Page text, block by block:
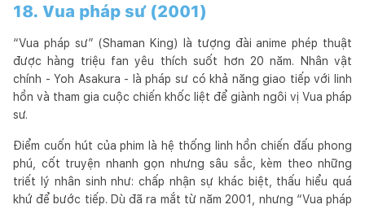
18. Vua pháp sư (2001)
“Vua pháp sư” (Shaman King) là tượng đài anime phép thuật
được hàng triệu fan yêu thích suốt hơn 20 năm. Nhân vật
chính - Yoh Asakura - là pháp sư có khả năng giao tiếp với linh
hồn và tham gia cuộc chiến khốc liệt để giành ngôi vị Vua pháp
sư.
Điểm cuốn hút của phim là hệ thống linh hồn chiến đấu phong
phú, cốt truyện nhanh gọn nhưng sâu sắc, kèm theo những
triết lý nhân sinh như: chấp nhận sự khác biệt, thấu hiểu quá
khứ để bước tiếp. Dù đã ra mắt từ năm 2001, nhưng “Vua pháp